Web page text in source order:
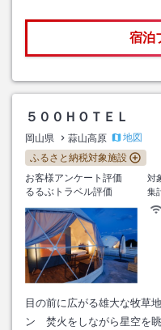
宿泊
５００ＨＯＴＥＬ
岡山県 蒜山高原
地図
ふるさと納税対象施設
お客様アンケート評価
対
るるぶトラベル評価
集
目の前に広がる雄大な牧草
ン 焚火をしながら星空を